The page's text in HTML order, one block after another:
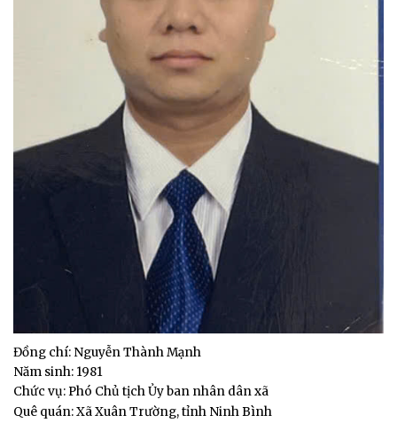
Đồng chí: Nguyễn Thành Mạnh
Năm sinh: 1981
Chức vụ: Phó Chủ tịch Ủy ban nhân dân xã
Quê quán: Xã Xuân Trường, tỉnh Ninh Bình